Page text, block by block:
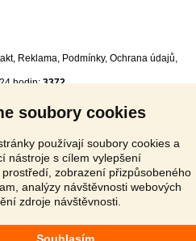
soubory cookies
používají soubory cookies a
nástroje s cílem vylepšení
prostředí, zobrazení přizpůsobeného
analýzy návštěvnosti webových
zdroje návštěvnosti.
Souhlasím
, Reklama, Podmínky, Ochrana údajů,
hodin:3372
,Rakousko